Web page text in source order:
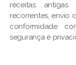
receitas
recorrentes, envio
conformidade
segurança e